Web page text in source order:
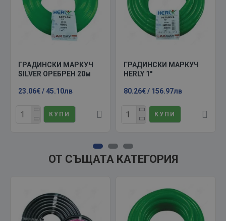
ГРАДИНСКИ МАРКУЧ
SILVER ОРЕБРЕН 20м
23.06€ / 45.10лв
КУПИ
ГРАДИНСКИ МАРКУЧ
HERLY 1"
80.26€ / 156.97лв
КУПИ
ОТ СЪЩАТА КАТЕГОРИЯ